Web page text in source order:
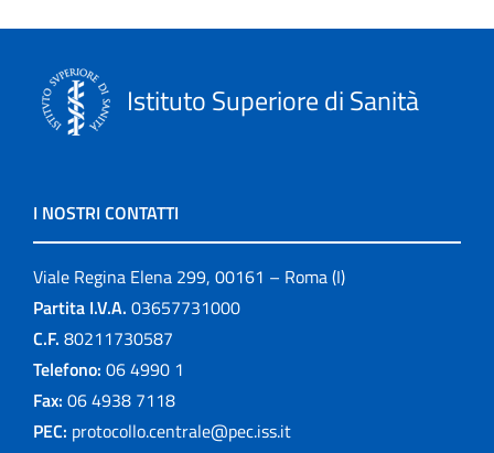
Istituto Superiore di Sanità
I NOSTRI CONTATTI
Viale Regina Elena 299, 00161 – Roma (I)
Partita I.V.A. 03657731000
C.F. 80211730587
Telefono: 06 4990 1
Fax: 06 4938 7118
PEC: protocollo.centrale@pec.iss.it